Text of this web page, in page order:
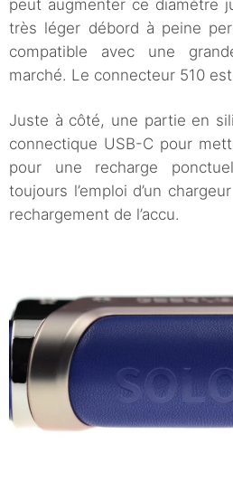
peut augmenter ce diamètre
très léger débord à peine
compatible avec une
marché. Le connecteur 510
Juste à côté, une partie en
connectique USB-C pour
pour une recharge
toujours l’emploi d’un
rechargement de l’accu.